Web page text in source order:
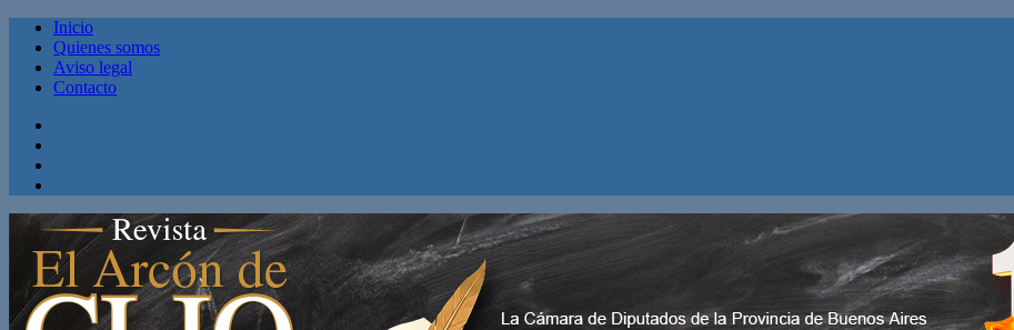
Inicio
Quienes somos
Aviso legal
Contacto